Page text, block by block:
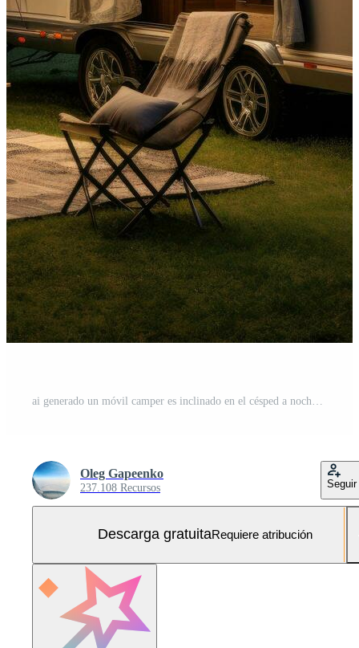
Oleg Gapeenko
237.108 Recursos Seguir
Descarga gratuitaRequiere atribución